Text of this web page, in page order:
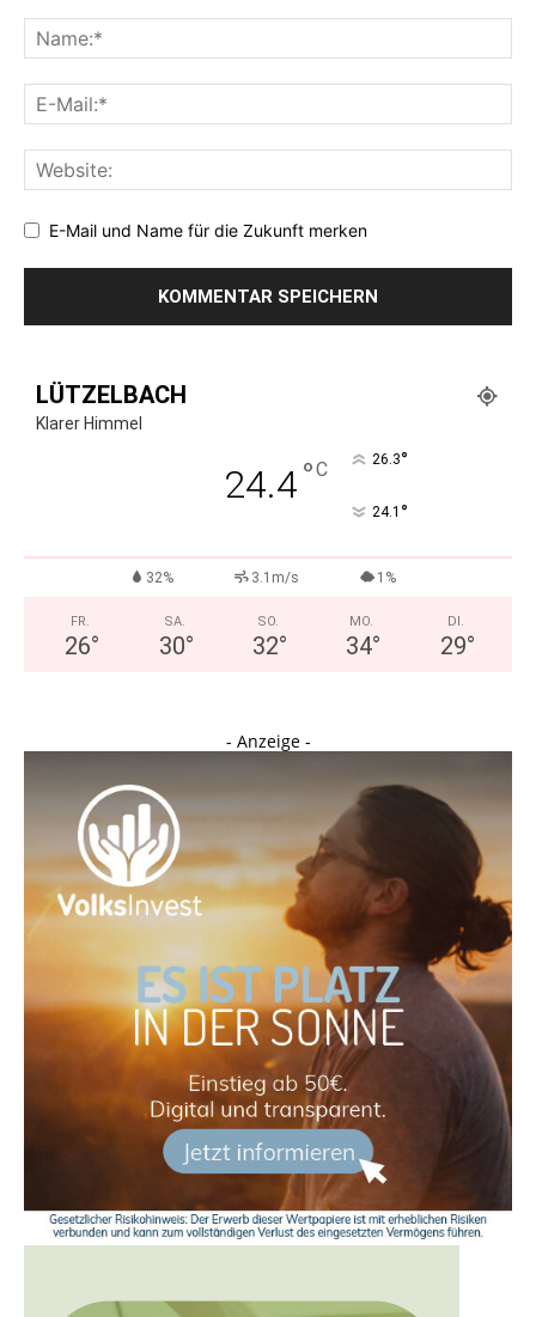
E-Mail und Name für die Zukunft merken
LÜTZELBACH
Klarer Himmel
24.4°C 26.3°
24.1 °
32% 3.1m/s 1%
FR.
26°
SA.
30°
SO.
32°
MO.
34°
DI.
29°
- Anzeige -